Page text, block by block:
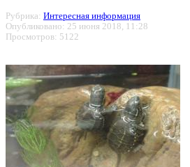
Рубрика: Интересная информация
Опубликовано: 25 июня 2018, 11:28
Просмотров: 5122